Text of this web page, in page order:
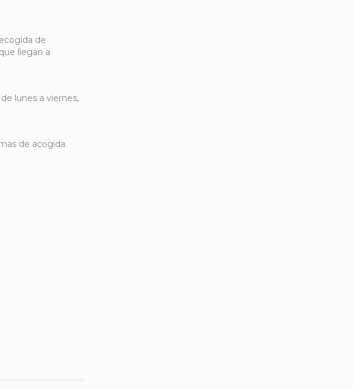
de
llegan a
lunes a viernes,
de acogida